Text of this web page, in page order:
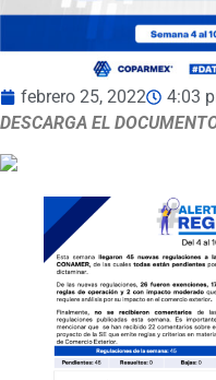
febrero 25, 2022 4:03
DESCARGA EL